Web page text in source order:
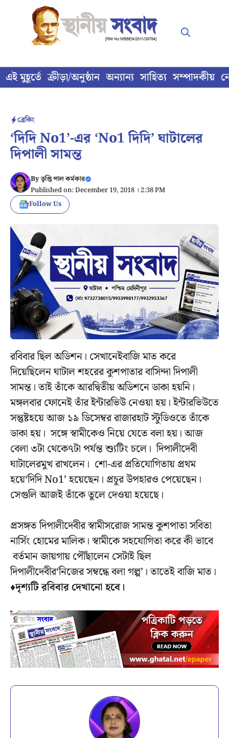
content
এই মুহূর্তে ক্রীড়া/অনুষ্ঠান অন্যান্য সাহিত্য সম্পাদকীয়
ব্রেকিং
‘দিদি No1’-এর ‘No1 দিদি’ ঘাটালের
দিপালী সামন্ত
Byতৃপ্তি পাল কর্মকার
Published on: December 19, 2018 । 2:38 PM
Follow Us
রবিবার ছিল অডিশন। সেখানেইবাজি মাত করে
দিয়েছিলেন ঘাটাল শহরের কুশপাতার বাসিন্দা দিপালী
সামন্ত। তাই তাঁকে আরদ্বিতীয় অডিশনে ডাকা হয়নি।
মঙ্গলবার ফোনেই তাঁর ইন্টারভিউ নেওয়া হয়। ইন্টারভিউতে
সন্তুষ্টহয়ে আজ ১৯ ডিসেম্বর রাজারহাট স্টুডিওতে তাঁকে
ডাকা হয়। সঙ্গে স্বামীকেও নিয়ে যেতে বলা হয়। আজ
বেলা ৩টা থেকে৭টা পর্যন্ত শ্যুটিং চলে। দিপালীদেবী
ঘাটালেরমুখ রাখলেন। শো-এর প্রতিযোগিতায় প্রথম
হয়ে‘দিদি No1’ হয়েছেন। প্রচুর উপহারও পেয়েছেন।
সেগুলি আজই তাঁকে তুলে দেওয়া হয়েছে।
প্রসঙ্গত দিপালীদেবীর স্বামীসরোজ সামন্ত কুশপাতা সবিতা
নার্সিং হোমের মালিক। স্বামীকে সহযোগিতা করে কী ভাবে
বর্তমান জায়গায় পৌঁছালেন সেটাই ছিল
দিপালীদেবীর‘নিজের সম্বন্ধে বলা গল্প’। তাতেই বাজি মাত।
♦দৃশ্যটি রবিবার দেখানো হবে।